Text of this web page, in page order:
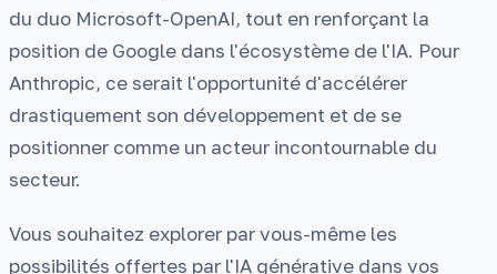
du duo Microsoft-OpenAI, tout en renforçant la
position de Google dans l'écosystème de l'IA. Pour
Anthropic, ce serait l'opportunité d'accélérer
drastiquement son développement et de se
positionner comme un acteur incontournable du
secteur.
Vous souhaitez explorer par vous-même les
possibilités offertes par l'IA générative dans vos